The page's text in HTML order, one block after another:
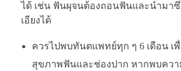
ได้ เช่น ฟันผุจนต้องถอนฟันและนำมา
เอียงได้
ควรไปพบทันตแพทย์ทุก ๆ 6 เดือน เ
สุขภาพฟันและช่องปาก หากพบควา